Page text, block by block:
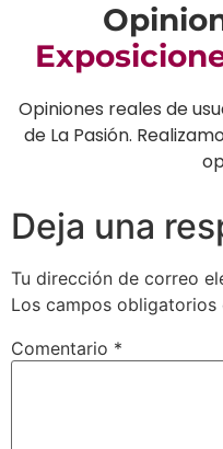
Opiniones reales de
de La Pasión.
Deja una
Tu dirección de correo
Los campos obligatorios
Comentario *